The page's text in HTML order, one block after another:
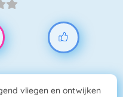
vliegen en ontwijken